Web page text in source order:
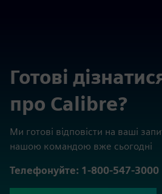
Готові
про Calibre?
Ми готові відповісти на ваші
нашою командою вже сьогодні
Телефонуйте: 1-800-547-3000